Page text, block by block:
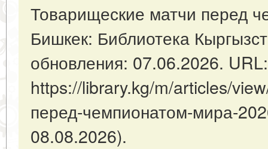
Товарищеские матчи перед
Бишкек: Библиотека
обновления: 07.06.2026. URL:
https://library.kg/m/articles/
перед-чемпионатом-мира-
08.08.2026).